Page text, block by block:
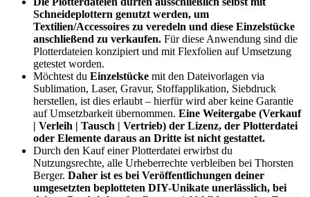
Schneideplottern genutzt werden, um
Textilien/Accessoires zu veredeln und diese Einzelstücke
anschließend zu verkaufen. Für diese Anwendung sind die
Plotterdateien konzipiert und mit Flexfolien auf Umsetzung
getestet worden.
Möchtest du Einzelstücke mit den Dateivorlagen via
Sublimation, Laser, Gravur, Stoffapplikation, Siebdruck
herstellen, ist dies erlaubt – hierfür wird aber keine Garantie
auf Umsetzbarkeit übernommen. Eine Weitergabe (Verkauf
| Verleih | Tausch | Vertrieb) der Lizenz, der Plotterdatei
oder Elemente daraus an Dritte ist nicht gestattet.
Durch den Kauf einer Plotterdatei erwirbst du
Nutzungsrechte, alle Urheberrechte verbleiben bei Thorsten
Berger. Daher ist es bei Veröffentlichungen deiner
umgesetzten beplotteten DIY-Unikate unerlässlich, bei